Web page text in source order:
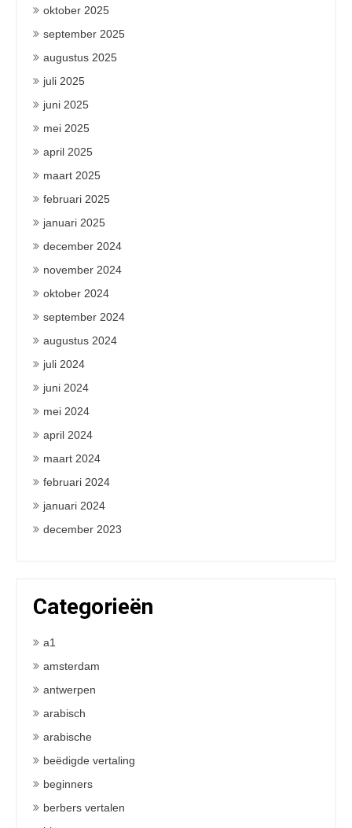
oktober 2025
september 2025
augustus 2025
juli 2025
juni 2025
mei 2025
april 2025
maart 2025
februari 2025
januari 2025
december 2024
november 2024
oktober 2024
september 2024
augustus 2024
juli 2024
juni 2024
mei 2024
april 2024
maart 2024
februari 2024
januari 2024
december 2023
Categorieën
a1
amsterdam
antwerpen
arabisch
arabische
beëdigde vertaling
beginners
berbers vertalen